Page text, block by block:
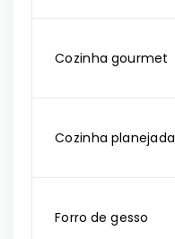
Cozinha gourmet
Cozinha planejada
Forro de gesso